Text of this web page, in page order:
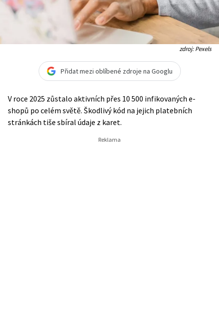
zdroj: Pexels
Přidat mezi oblíbené zdroje na Googlu
V roce 2025 zůstalo aktivních přes 10 500 infikovaných e-
shopů po celém světě. Škodlivý kód na jejich platebních
stránkách tiše sbíral údaje z karet.